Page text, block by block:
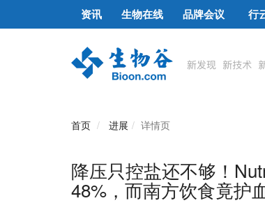
资讯 生物在线 品牌会议 行
首页 进展 详情页
降压只控盐还不够！
48%，而南方饮食竟护